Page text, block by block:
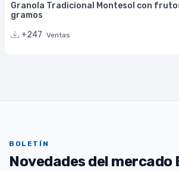
Granola Tradicional Montesol con
gramos
+247 Ventas
BOLETÍN
Novedades del mercado